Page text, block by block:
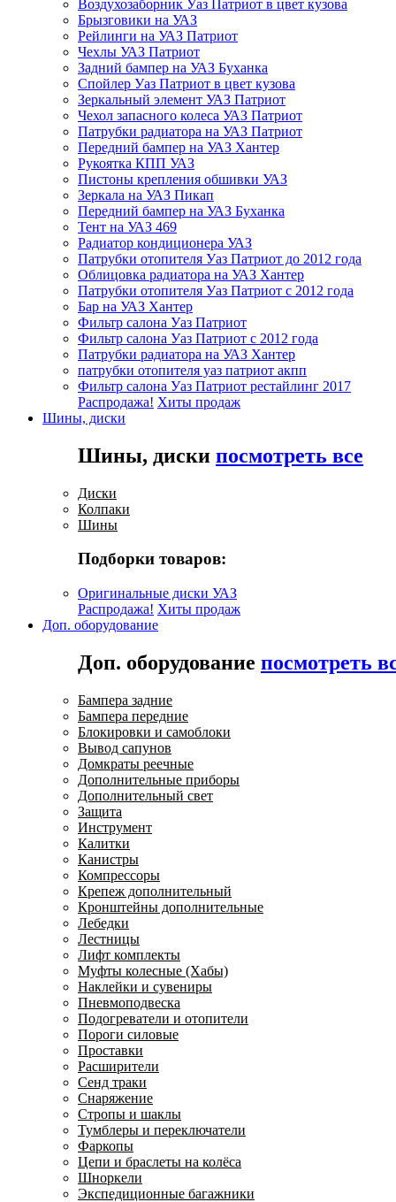
Воздухозаборник Уаз Патриот в цвет кузова
Брызговики на УАЗ
Рейлинги на УАЗ Патриот
Чехлы УАЗ Патриот
Задний бампер на УАЗ Буханка
Спойлер Уаз Патриот в цвет кузова
Зеркальный элемент УАЗ Патриот
Чехол запасного колеса УАЗ Патриот
Патрубки радиатора на УАЗ Патриот
Передний бампер на УАЗ Хантер
Рукоятка КПП УАЗ
Пистоны крепления обшивки УАЗ
Зеркала на УАЗ Пикап
Передний бампер на УАЗ Буханка
Тент на УАЗ 469
Радиатор кондиционера УАЗ
Патрубки отопителя Уаз Патриот до 2012 года
Облицовка радиатора на УАЗ Хантер
Патрубки отопителя Уаз Патриот с 2012 года
Бар на УАЗ Хантер
Фильтр салона Уаз Патриот
Фильтр салона Уаз Патриот с 2012 года
Патрубки радиатора на УАЗ Хантер
патрубки отопителя уаз патриот акпп
Фильтр салона Уаз Патриот рестайлинг 2017
Распродажа! Хиты продаж
Шины, диски
Шины, диски посмотреть все
Диски
Колпаки
Шины
Подборки товаров:
Оригинальные диски УАЗ
Распродажа! Хиты продаж
Доп. оборудование
Доп. оборудование посмотреть
Бампера задние
Бампера передние
Блокировки и самоблоки
Вывод сапунов
Домкраты реечные
Дополнительные приборы
Дополнительный свет
Защита
Инструмент
Калитки
Канистры
Компрессоры
Крепеж дополнительный
Кронштейны дополнительные
Лебедки
Лестницы
Лифт комплекты
Муфты колесные (Хабы)
Наклейки и сувениры
Пневмоподвеска
Подогреватели и отопители
Пороги силовые
Проставки
Расширители
Сенд траки
Снаряжение
Стропы и шаклы
Тумблеры и переключатели
Фаркопы
Цепи и браслеты на колёса
Шноркели
Экспедиционные багажники